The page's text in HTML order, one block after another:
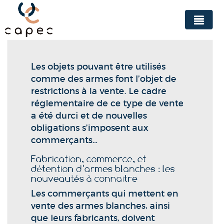
Panneau de gestion des cookies
Les objets pouvant être utilisés
comme des armes font l’objet de
restrictions à la vente. Le cadre
réglementaire de ce type de vente
a été durci et de nouvelles
obligations s’imposent aux
commerçants…
Fabrication, commerce, et
détention d’armes blanches : les
nouveautés à connaitre
Les commerçants qui mettent en
vente des armes blanches, ainsi
que leurs fabricants, doivent